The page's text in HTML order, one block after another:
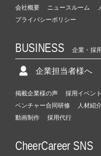
会社概要 ニュースルーム
プライバシーポリシー
BUSINESS 企業・採
企業担当者様へ
掲載企業様の声 採用イベント
ベンチャー合同研修
人材紹
動画制作
採用代行
CheerCareer SNS